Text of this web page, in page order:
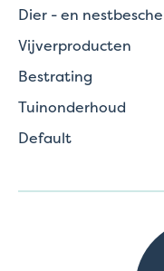
Dier - en
Vijverproducten
Bestrating
Tuinonderhoud
Default